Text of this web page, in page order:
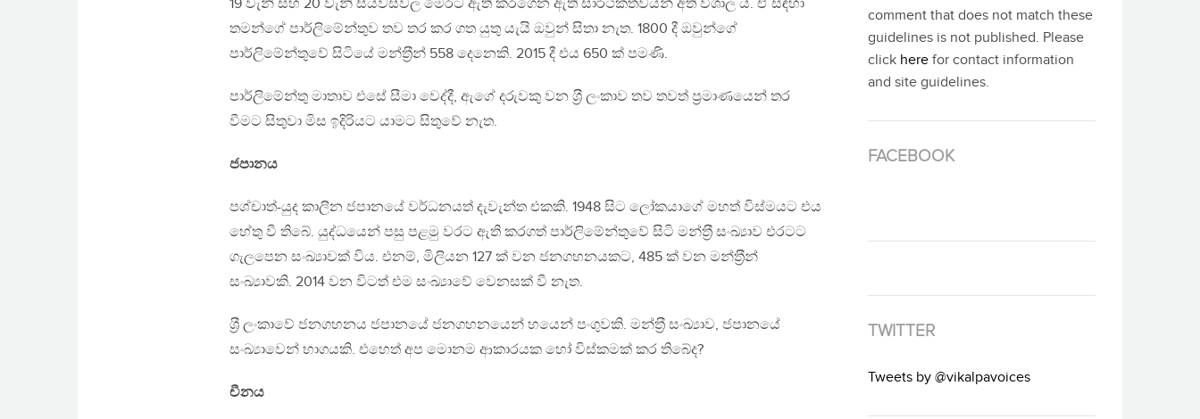
19 වැනි සහ 20 වැනි සියවස්වල මෙරට ඇති කරගෙන ඇති සාර්ථකත්වයන් අති විශාල ය. ඒ සඳහා
තමන්ගේ පාර්ලිමේන්තුව තව තර කර ගත යුතු යැයි ඔවුන් සිතා නැත. 1800 දී ඔවුන්ගේ
පාර්ලිමේන්තුවේ සිටියේ මන්ත‍්‍රීන් 558 දෙනෙකි. 2015 දී එය 650 ක් පමණි.
පාර්ලිමේන්තු මාතාව එසේ සීමා වෙද්දී, ඇගේ දරුවකු වන ශ‍්‍රී ලංකාව තව තවත් ප‍්‍රමාණයෙන් තර
වීමට සිතුවා මිස ඉදිරියට යාමට සිතුවේ නැත.
ජපානය
පශ්චාත්-යුද කාලීන ජපානයේ වර්ධනයත් දැවැන්ත එකකි. 1948 සිට ලෝකයාගේ මහත් විස්මයට එය
හේතු වී තිබේ. යුද්ධයෙන් පසු පළමු වරට ඇති කරගත් පාර්ලිමේන්තුවේ සිටි මන්ත‍්‍රී සංඛ්‍යාව එරටට
ගැලපෙන සංඛ්‍යාවක් විය. එනම්, මිලියන 127 ක් වන ජනගහනයකට, 485 ක් වන මන්ත‍්‍රීන්
සංඛ්‍යාවකි. 2014 වන විටත් එම සංඛ්‍යාවේ වෙනසක් වී නැත.
ශ‍්‍රී ලංකාවේ ජනගහනය ජපානයේ ජනගහනයෙන් හයෙන් පංගුවකි. මන්ත‍්‍රී සංඛ්‍යාව, ජපානයේ
සංඛ්‍යාවෙන් භාගයකි. එහෙත් අප මොනම ආකාරයක හෝ විස්කමක් කර තිබේද?
චීනය
comment that does not match these
guidelines is not published. Please
click here for contact information
and site guidelines.
FACEBOOK
TWITTER
Tweets by @vikalpavoices